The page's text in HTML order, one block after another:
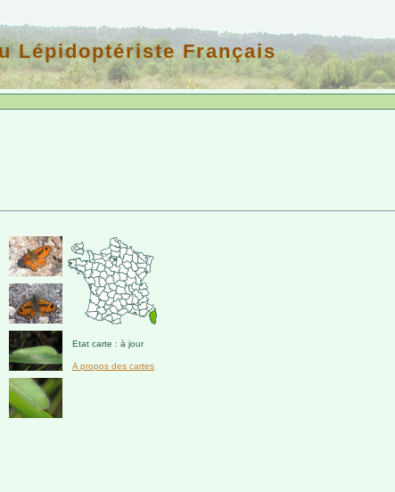
Lépidoptériste Français
Etat carte : à jour
A propos des cartes